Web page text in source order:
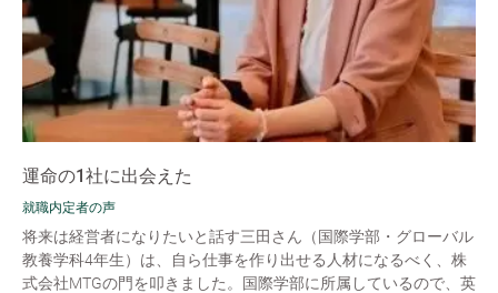
運命の1社に出会えた
就職内定者の声
将来は経営者になりたいと話す三田さん（国際学部・グローバル
教養学科4年生）は、自ら仕事を作り出せる人材になるべく、株
式会社MTGの門を叩きました。国際学部に所属しているので、英